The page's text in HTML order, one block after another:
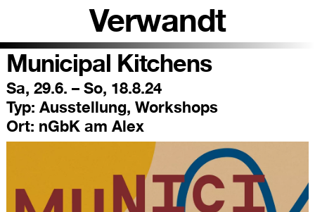
Verwandt
Municipal Kitchens
Sa, 29.6. – So, 18.8.24
Typ: Ausstellung, Workshops
Ort: nGbK am Alex